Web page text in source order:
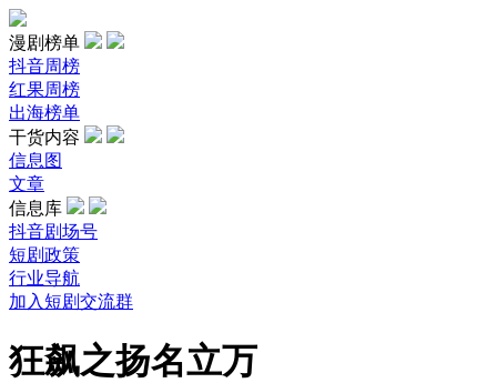
漫剧榜单
抖音周榜
红果周榜
出海榜单
干货内容
信息图
文章
信息库
抖音剧场号
短剧政策
行业导航
加入短剧交流群
狂飙之扬名立万